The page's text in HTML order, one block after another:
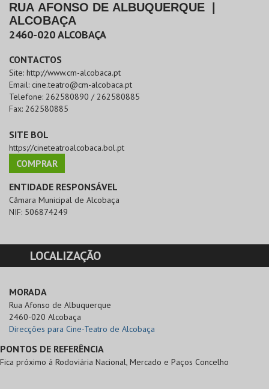
RUA AFONSO DE ALBUQUERQUE
ALCOBAÇA
2460-020ALCOBAÇA
CONTACTOS
Site: http://www.cm-alcobaca.pt
Email: cine.teatro@cm-alcobaca.pt
Telefone: 262580890 / 262580885
Fax: 262580885
SITE BOL
https://cineteatroalcobaca.bol.pt
COMPRAR
ENTIDADE RESPONSÁVEL
Câmara Municipal de Alcobaça
NIF: 506874249
LOCALIZAÇÃO
MORADA
Rua Afonso de Albuquerque
2460-020 Alcobaça
Direcções para Cine-Teatro de Alcobaça
PONTOS DE REFERÊNCIA
Fica próximo á Rodoviária Nacional, Mercado e Paços Concelho